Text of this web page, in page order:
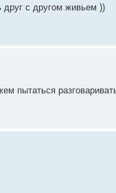
друг с другом живьем ))
пытаться